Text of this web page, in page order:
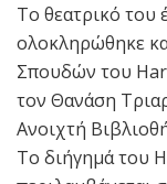
Το θεατρικό του
ολοκληρώθηκε
Σπουδών του
τον Θανάση
Ανοιχτή
Το διήγημά του